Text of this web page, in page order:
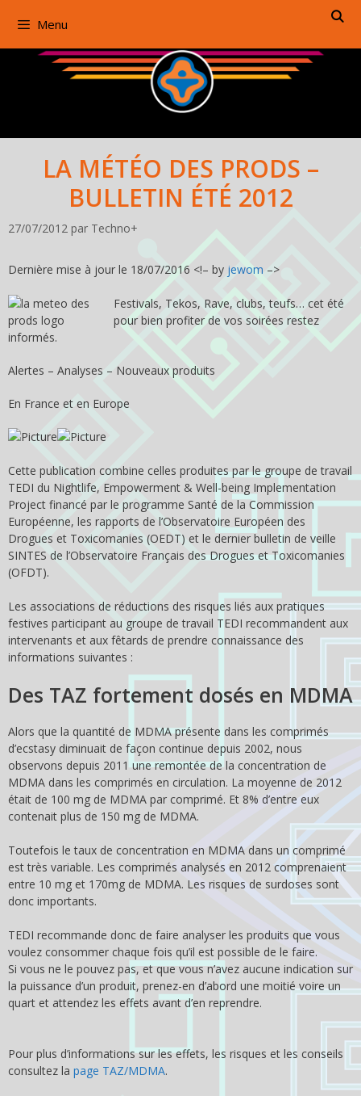
Menu
LA MÉTÉO DES PRODS –
BULLETIN ÉTÉ 2012
27/07/2012 par Techno+
Dernière mise à jour le 18/07/2016 <!– by jewom –>
Festivals, Tekos, Rave, clubs, teufs… cet été
pour bien profiter de vos soirées restez
informés.
Alertes – Analyses – Nouveaux produits
En France et en Europe
Cette publication combine celles produites par le groupe de travail
TEDI du Nightlife, Empowerment & Well-being Implementation
Project financé par le programme Santé de la Commission
Européenne, les rapports de l’Observatoire Européen des
Drogues et Toxicomanies (OEDT) et le dernier bulletin de veille
SINTES de l’Observatoire Français des Drogues et Toxicomanies
(OFDT).
Les associations de réductions des risques liés aux pratiques
festives participant au groupe de travail TEDI recommandent aux
intervenants et aux fêtards de prendre connaissance des
informations suivantes :
Des TAZ fortement dosés en MDMA
Alors que la quantité de MDMA présente dans les comprimés
d’ecstasy diminuait de façon continue depuis 2002, nous
observons depuis 2011 une remontée de la concentration de
MDMA dans les comprimés en circulation. La moyenne de 2012
était de 100 mg de MDMA par comprimé. Et 8% d’entre eux
contenait plus de 150 mg de MDMA.
Toutefois le taux de concentration en MDMA dans un comprimé
est très variable. Les comprimés analysés en 2012 comprenaient
entre 10 mg et 170mg de MDMA. Les risques de surdoses sont
donc importants.
TEDI recommande donc de faire analyser les produits que vous
voulez consommer chaque fois qu’il est possible de le faire.
Si vous ne le pouvez pas, et que vous n’avez aucune indication sur
la puissance d’un produit, prenez-en d’abord une moitié voire un
quart et attendez les effets avant d’en reprendre.
Pour plus d’informations sur les effets, les risques et les conseils
consultez la page TAZ/MDMA.